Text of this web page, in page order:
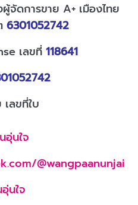
จัดการขาย A+ เมืองไทย
6301052742
เลขที่ 118641
ลขที่ใบ
อุ่นใจ
@wangpaanunjai
นใจ